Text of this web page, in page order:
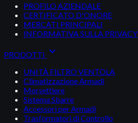
PROFILO AZIENDALE
CERTIFICATO D'ONORE
MERCATI PRINCIPALI
INFORMATIVA SULLA PRIVACY
PRODOTTI expand_more
UNITÀ FILTRO VENTOLA
Climatizzazione Armadi
Morsettiere
Sistema Sbarre
Accessori per Armadi
Trasformatori di Controllo